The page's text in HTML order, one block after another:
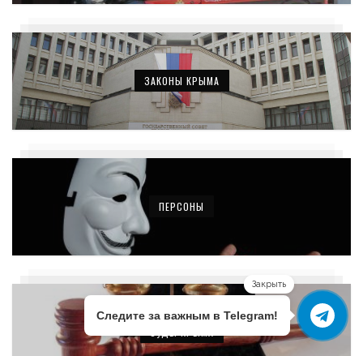
ЗАКОНЫ КРЫМА
ПЕРСОНЫ
Закрыть
Следите за важным в Telegram!